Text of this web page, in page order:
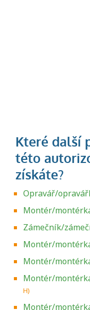
Opravář/
Montér/
Zámečník/
Montér/
Montér/
Montér/
H)
Montér/